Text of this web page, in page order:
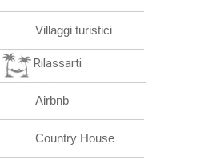
Villaggi turistici
Rilassarti
Airbnb
Country House